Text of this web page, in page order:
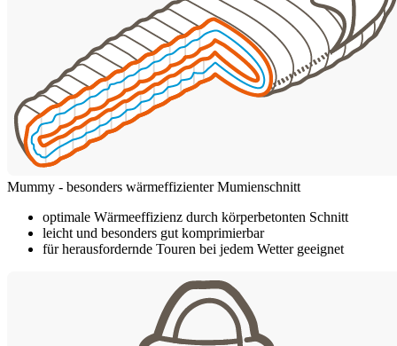
Mummy - besonders wärmeffizienter Mumienschnitt
optimale Wärmeeffizienz durch körperbetonten Schnitt
leicht und besonders gut komprimierbar
für herausfordernde Touren bei jedem Wetter geeignet